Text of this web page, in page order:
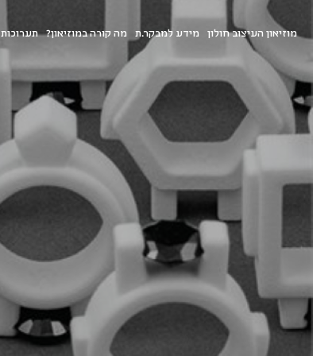
מוזיאון העיצוב חולון מידע למבקר.ת מה קורה במוזיאון? תערוכות